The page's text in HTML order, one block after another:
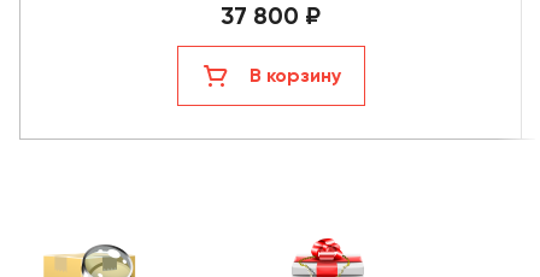
37 800 ₽
В корзину